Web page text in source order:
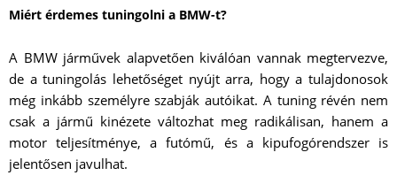
Miért érdemes tuningolni a BMW-t?
A BMW járművek alapvetően kiválóan vannak megtervezve,
de a tuningolás lehetőséget nyújt arra, hogy a tulajdonosok
még inkább személyre szabják autóikat. A tuning révén nem
csak a jármű kinézete változhat meg radikálisan, hanem a
motor teljesítménye, a futómű, és a kipufogórendszer is
jelentősen javulhat.